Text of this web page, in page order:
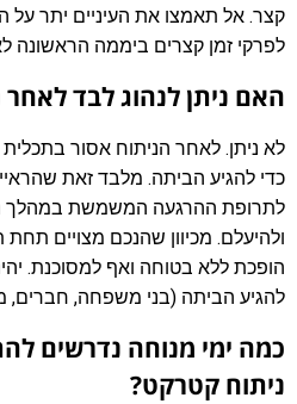
קצר. אל תאמצו את העיניים יתר על
לפרקי זמן קצרים ביממה הראשונה
האם ניתן לנהוג לבד
לא ניתן. לאחר הניתוח אסור
כדי להגיע הביתה. מלבד זאת
לתרופת ההרגעה המשמשת במהלך
ולהיעלם. מכיוון שהנכם מצויים
הופכת ללא בטוחה ואף למסוכנת.
להגיע הביתה (בני משפחה, חברים,
כמה ימי מנוחה נדרשים
ניתוח קטרקט?